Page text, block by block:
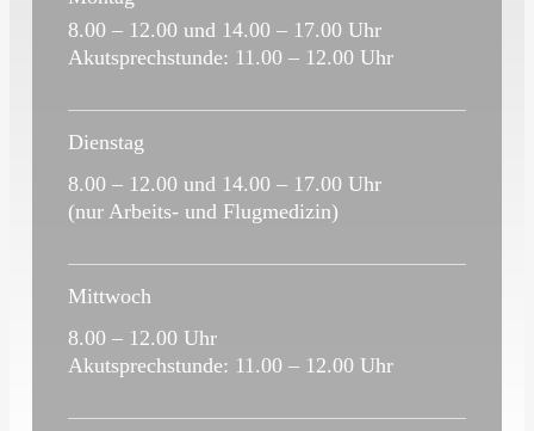
8.00 – 12.00 und 14.00 – 17.00 Uhr
Akutsprechstunde: 11.00 – 12.00 Uhr
Dienstag
8.00 – 12.00 und 14.00 – 17.00 Uhr
(nur Arbeits- und Flugmedizin)
Mittwoch
8.00 – 12.00 Uhr
Akutsprechstunde: 11.00 – 12.00 Uhr